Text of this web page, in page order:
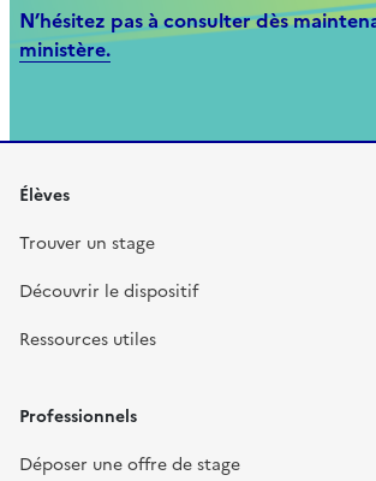
N’hésitez pas à consulter dès
ministère.
Élèves
Trouver un stage
Découvrir le dispositif
Ressources utiles
Professionnels
Déposer une offre de stage